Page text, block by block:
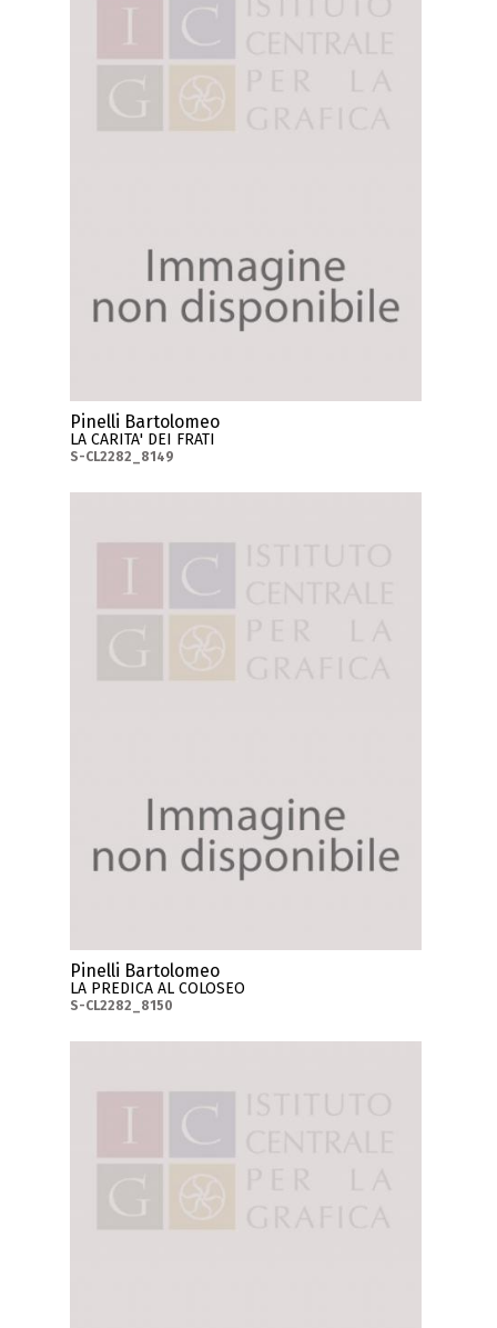
Pinelli Bartolomeo
LA CARITA' DEI FRATI
S-CL2282_8149
Pinelli Bartolomeo
LA PREDICA AL COLOSEO
S-CL2282_8150